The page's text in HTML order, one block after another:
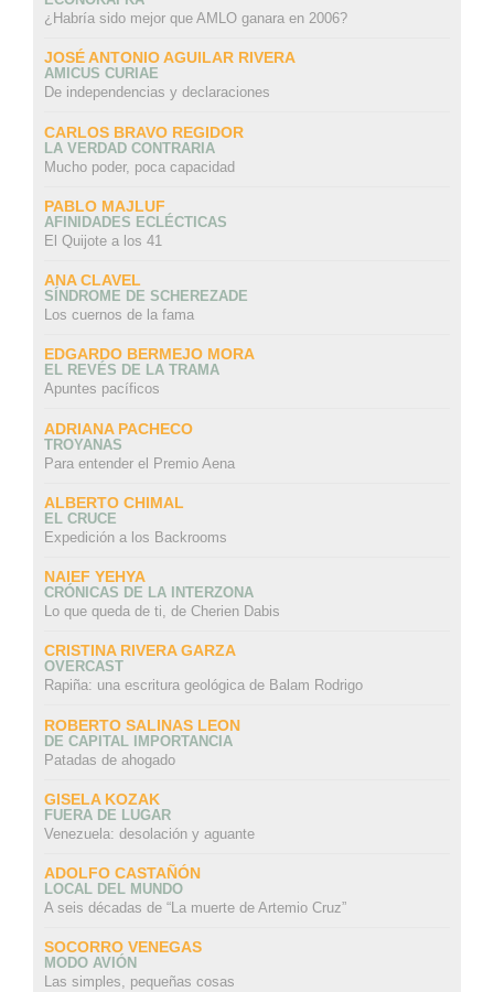
¿Habría sido mejor que AMLO ganara en 2006?
JOSÉ ANTONIO AGUILAR RIVERA
AMICUS CURIAE
De independencias y declaraciones
CARLOS BRAVO REGIDOR
LA VERDAD CONTRARIA
Mucho poder, poca capacidad
PABLO MAJLUF
AFINIDADES ECLÉCTICAS
El Quijote a los 41
ANA CLAVEL
SÍNDROME DE SCHEREZADE
Los cuernos de la fama
EDGARDO BERMEJO MORA
EL REVÉS DE LA TRAMA
Apuntes pacíficos
ADRIANA PACHECO
TROYANAS
Para entender el Premio Aena
ALBERTO CHIMAL
EL CRUCE
Expedición a los Backrooms
NAIEF YEHYA
CRÓNICAS DE LA INTERZONA
Lo que queda de ti, de Cherien Dabis
CRISTINA RIVERA GARZA
OVERCAST
Rapiña: una escritura geológica de Balam Rodrigo
ROBERTO SALINAS LEON
DE CAPITAL IMPORTANCIA
Patadas de ahogado
GISELA KOZAK
FUERA DE LUGAR
Venezuela: desolación y aguante
ADOLFO CASTAÑÓN
LOCAL DEL MUNDO
A seis décadas de “La muerte de Artemio Cruz”
SOCORRO VENEGAS
MODO AVIÓN
Las simples, pequeñas cosas